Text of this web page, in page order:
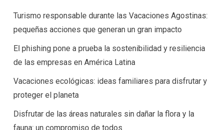
Turismo responsable durante las Vacaciones Agostinas:
pequeñas acciones que generan un gran impacto
El phishing pone a prueba la sostenibilidad y resiliencia
de las empresas en América Latina
Vacaciones ecológicas: ideas familiares para disfrutar y
proteger el planeta
Disfrutar de las áreas naturales sin dañar la flora y la
fauna: un compromiso de todos